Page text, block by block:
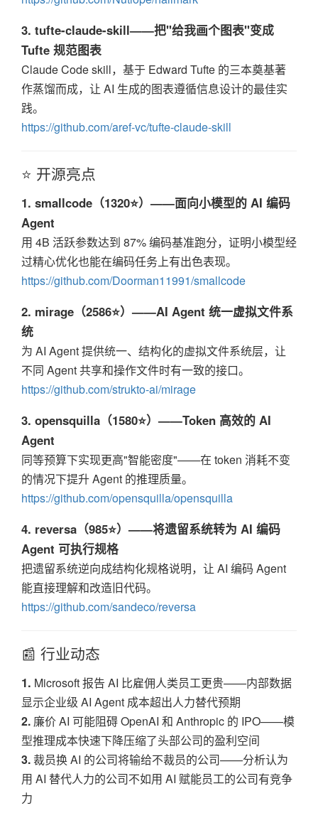
3. tufte-claude-skill——把"给我画个图表"变成
Tufte 规范图表
Claude Code skill，基于 Edward Tufte 的三本奠基著
作蒸馏而成，让 AI 生成的图表遵循信息设计的最佳实
践。
https://github.com/aref-vc/tufte-claude-skill
⭐ 开源亮点
1. smallcode（1320⭐）——面向小模型的 AI 编码
Agent
用 4B 活跃参数达到 87% 编码基准跑分，证明小模型经
过精心优化也能在编码任务上有出色表现。
https://github.com/Doorman11991/smallcode
2. mirage（2586⭐）——AI Agent 统一虚拟文件系
统
为 AI Agent 提供统一、结构化的虚拟文件系统层，让
不同 Agent 共享和操作文件时有一致的接口。
https://github.com/strukto-ai/mirage
3. opensquilla（1580⭐）——Token 高效的 AI
Agent
同等预算下实现更高"智能密度"——在 token 消耗不变
的情况下提升 Agent 的推理质量。
https://github.com/opensquilla/opensquilla
4. reversa（985⭐）——将遗留系统转为 AI 编码
Agent 可执行规格
把遗留系统逆向成结构化规格说明，让 AI 编码 Agent
能直接理解和改造旧代码。
https://github.com/sandeco/reversa
📰 行业动态
1. Microsoft 报告 AI 比雇佣人类员工更贵——内部数据
显示企业级 AI Agent 成本超出人力替代预期
2. 廉价 AI 可能阻碍 OpenAI 和 Anthropic 的 IPO——模
型推理成本快速下降压缩了头部公司的盈利空间
3.裁员换 AI 的公司将输给不裁员的公司——分析认为
用 AI 替代人力的公司不如用 AI 赋能员工的公司有竞争
力